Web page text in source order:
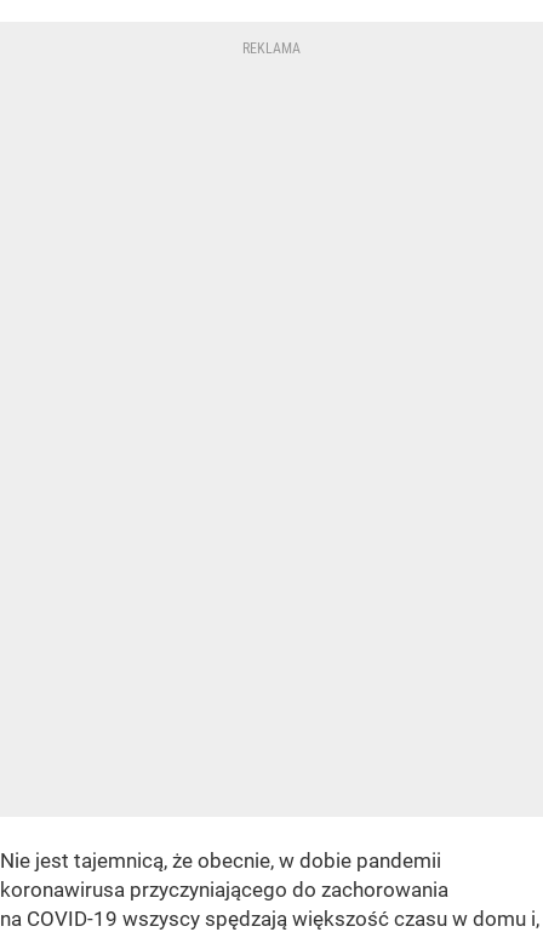
Nie jest tajemnicą, że obecnie, w dobie pandemii
koronawirusa przyczyniającego do zachorowania
na COVID-19 wszyscy spędzają większość czasu w domu i,